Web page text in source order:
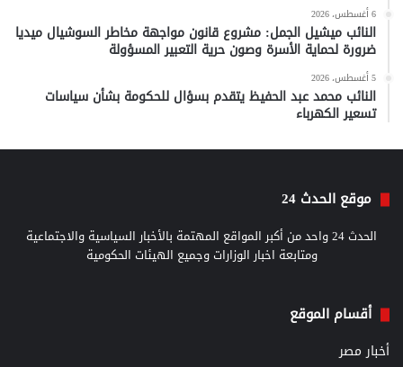
6 أغسطس، 2026
النائب ميشيل الجمل: مشروع قانون مواجهة مخاطر السوشيال ميديا
ضرورة لحماية الأسرة وصون حرية التعبير المسؤولة
5 أغسطس، 2026
النائب محمد عبد الحفيظ يتقدم بسؤال للحكومة بشأن سياسات
تسعير الكهرباء
موقع الحدث 24
الحدث 24 واحد من أكبر المواقع المهتمة بالأخبار السياسية والاجتماعية
ومتابعة اخبار الوزارات وجميع الهيئات الحكومية
أقسام الموقع
أخبار مصر